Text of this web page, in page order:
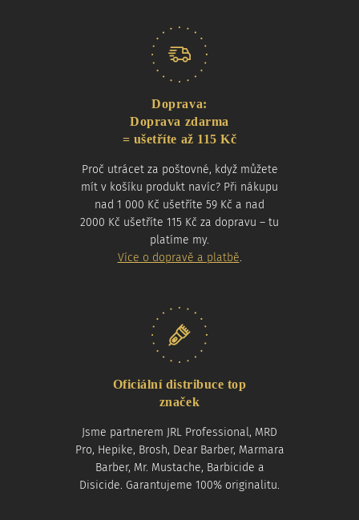
Doprava:
Doprava zdarma
= ušetříte až 115 Kč
Proč utrácet za poštovné, když můžete
mít v košíku produkt navíc? Při nákupu
nad 1 000 Kč ušetříte 59 Kč a nad
2000 Kč ušetříte 115 Kč za dopravu – tu
platíme my.
Více o dopravě a platbě.
Oficiální distribuce top
značek
Jsme partnerem JRL Professional, MRD
Pro, Hepike, Brosh, Dear Barber, Marmara
Barber, Mr. Mustache, Barbicide a
Disicide. Garantujeme 100% originalitu.